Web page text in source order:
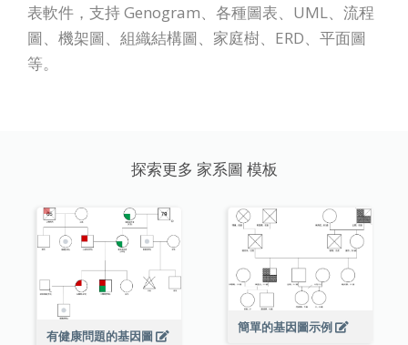
表軟件，支持 Genogram、各種圖表、UML、流程
圖、機架圖、組織結構圖、家庭樹、ERD、平面圖
等。
探索更多 家系圖 模板
有健康問題的基因圖
簡單的基因圖示例